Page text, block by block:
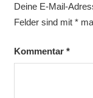
Deine E-Mail-
Felder sind mit *
Kommentar *